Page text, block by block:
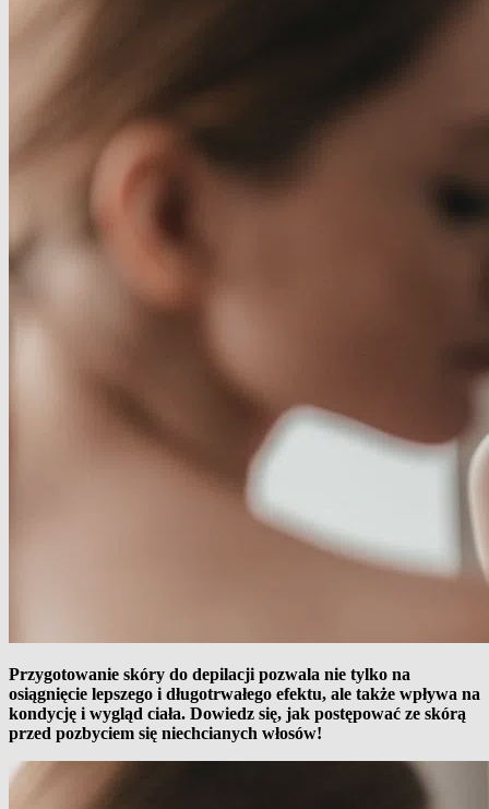
Przygotowanie skóry do depilacji pozwala nie tylko na
osiągnięcie lepszego i długotrwałego efektu, ale także wpływa na
kondycję i wygląd ciała. Dowiedz się, jak postępować ze skórą
przed pozbyciem się niechcianych włosów!